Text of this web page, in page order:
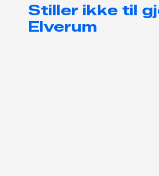
Stiller ikke til
Elverum